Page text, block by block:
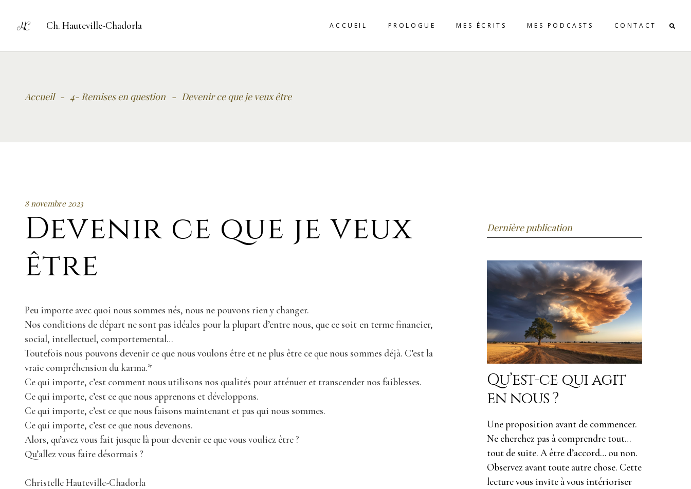
Ch. Hauteville-Chadorla ACCUEIL PROLOGUE MES ÉCRITS MES PODCASTS CONTACT
Accueil - 4- Remises en question - Devenir ce que je veux être
8 novembre 2023
Devenir ce que je veux
être
Peu importe avec quoi nous sommes nés, nous ne pouvons rien y changer.
Nos conditions de départ ne sont pas idéales pour la plupart d’entre nous, que ce soit en terme financier,
social, intellectuel, comportemental…
Toutefois nous pouvons devenir ce que nous voulons être et ne plus être ce que nous sommes déjà. C’est la
vraie compréhension du karma.*
Ce qui importe, c’est comment nous utilisons nos qualités pour atténuer et transcender nos faiblesses.
Ce qui importe, c’est ce que nous apprenons et développons.
Ce qui importe, c’est ce que nous faisons maintenant et pas qui nous sommes.
Ce qui importe, c’est ce que nous devenons.
Alors, qu’avez vous fait jusque là pour devenir ce que vous vouliez être ?
Qu’allez vous faire désormais ?
Christelle Hauteville-Chadorla
Dernière publication
Qu’est-ce qui agit
en nous ?
Une proposition avant de commencer.
Ne cherchez pas à comprendre tout…
tout de suite. A être d’accord… ou non.
Observez avant toute autre chose. Cette
lecture vous invite à vous intérioriser